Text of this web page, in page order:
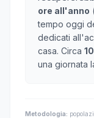
ore all'anno
tempo oggi
dedicati
casa. Circa
una giornata
Metodologia: